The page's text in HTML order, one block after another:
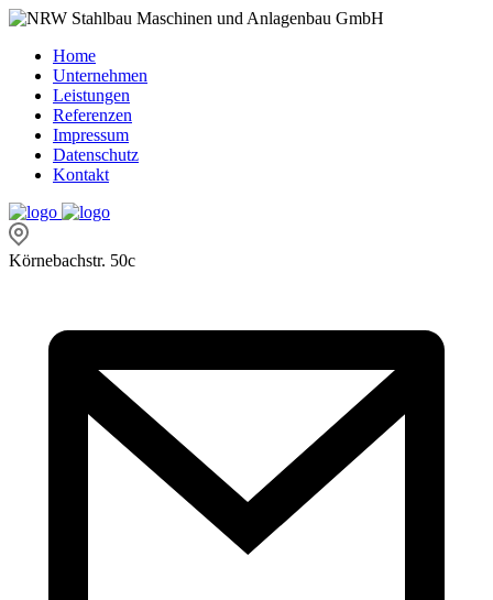
Home
Unternehmen
Leistungen
Referenzen
Impressum
Datenschutz
Kontakt
Körnebachstr. 50c